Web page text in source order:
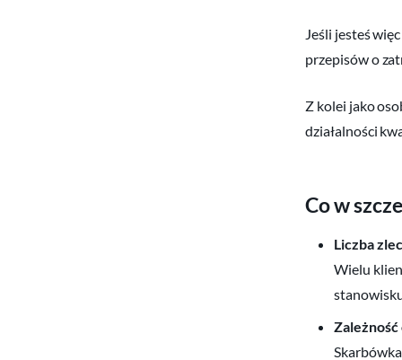
Jeśli jesteś
przepisów o
Z kolei jako
działalności
Co w
Liczba
Wielu